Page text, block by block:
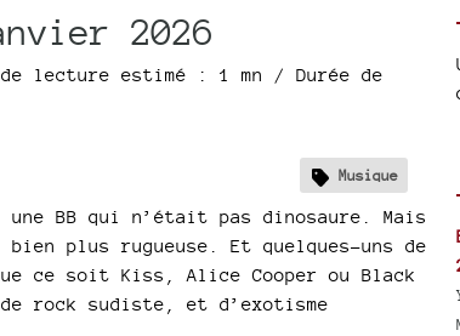
2026
lecture estimé : 1 mn / Durée de
Musique
une BB qui n’était pas dinosaure. Mais
plus rugueuse. Et quelques-uns de
ce soit Kiss, Alice Cooper ou Black
de rock sudiste, et d’exotisme